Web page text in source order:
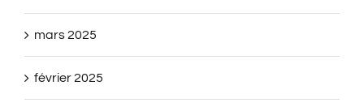
mars 2025
février 2025